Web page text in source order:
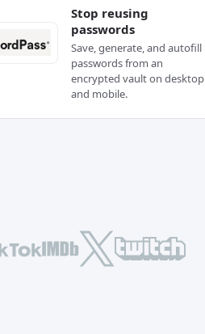
Stop reusing
passwords
Save, generate, and autofill
passwords from an
encrypted vault on desktop
and mobile.